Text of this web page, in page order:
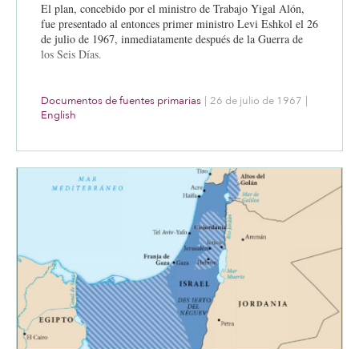
El plan, concebido por el ministro de Trabajo Yigal Alón,
fue presentado al entonces primer ministro Levi Eshkol el 26
de julio de 1967, inmediatamente después de la Guerra de
los Seis Días.
Documentos de fuentes primarias | 26 de julio de 1967 |
English